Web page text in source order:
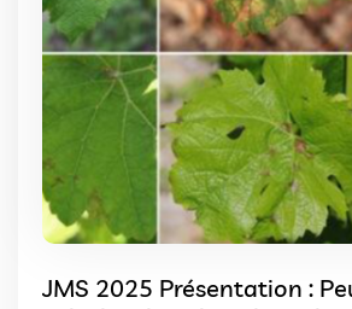
JMS 2025 Présentation :